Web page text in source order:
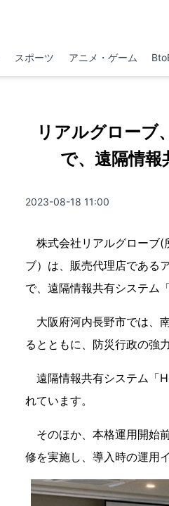
スポーツ アニメ・ゲーム
リアルグローブ
で、遠隔情
2023-08-18 11:00
株式会社リアルグローブ(
ブ）は、販売代理店である
で、遠隔情報共有システム
大阪府河内長野市では、
るとともに、防災行政の強
遠隔情報共有システム「
れています。
そのほか、本格運用開始
修を実施し、導入時の運用